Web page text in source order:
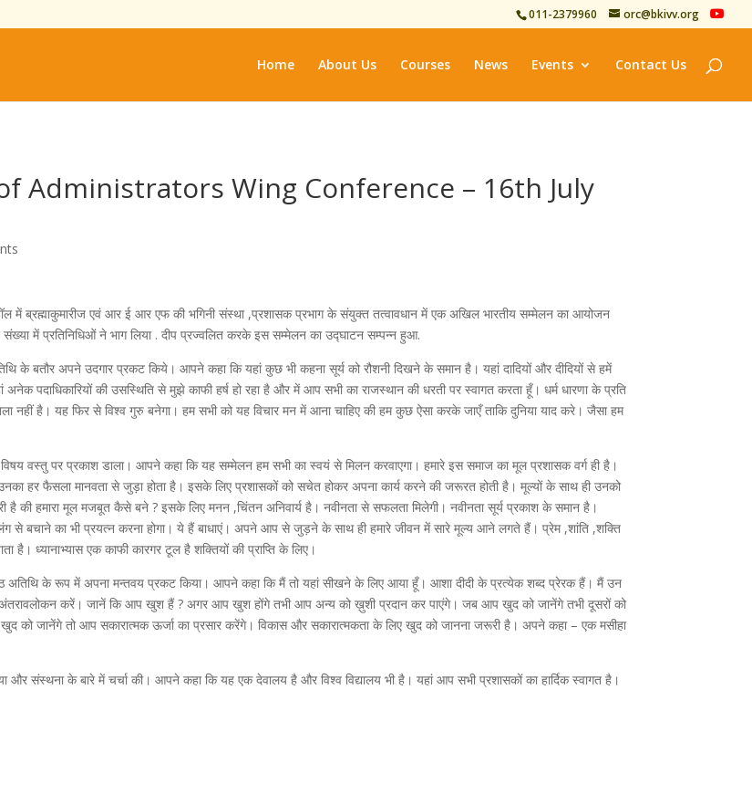
011-2379960 orc@bkivv.org
Home About Us Courses News Events Contact Us
Administrators Wing Conference – 16th July
में ब्रह्माकुमारीज एवं आर ई आर एफ की भगिनी संस्था ,प्रशासक प्रभाग के संयुक्त तत्वावधान में एक अखिल भारतीय सम्मेलन का आयोजन
में प्रतिनिधिओं ने भाग लिया . दीप प्रज्वलित करके इस सम्मेलन का उद्घाटन सम्पन्न हुआ.
के बतौर अपने उदगार प्रकट किये। आपने कहा कि यहां कुछ भी कहना सूर्य को रौशनी दिखने के समान है। यहां दादियों और दीदियों से हमें
पदाधिकारियों की उसस्थिति से मुझे काफी हर्ष हो रहा है और में आप सभी का राजस्थान की धरती पर स्वागत करता हूँ। धर्म धारणा के प्रति
नहीं है। यह फिर से विश्व गुरु बनेगा। हम सभी को यह विचार मन में आना चाहिए की हम कुछ ऐसा करके जाएँ ताकि दुनिया याद करे। जैसा हम
विषय वस्तु पर प्रकाश डाला। आपने कहा कि यह सम्मेलन हम सभी का स्वयं से मिलन करवाएगा। हमारे इस समाज का मूल प्रशासक वर्ग ही है।
हर फैसला मानवता से जुड़ा होता है। इसके लिए प्रशासकों को सचेत होकर अपना कार्य करने की जरूरत होती है। मूल्यों के साथ ही उनको
हमारा मूल मजबूत कैसे बने ? इसके लिए मनन ,चिंतन अनिवार्य है। नवीनता से सफलता मिलेगी। नवीनता सूर्य प्रकाश के समान है।
से बचाने का भी प्रयत्न करना होगा। ये हैं बाधाएं। अपने आप से जुड़ने के साथ ही हमारे जीवन में सारे मूल्य आने लगते हैं। प्रेम ,शांति ,शक्ति
ध्यानाभ्यास एक काफी कारगर टूल है शक्तियों की प्राप्ति के लिए।
अतिथि के रूप में अपना मन्तवय प्रकट किया। आपने कहा कि मैं तो यहां सीखने के लिए आया हूँ। आशा दीदी के प्रत्येक शब्द प्रेरक हैं। मैं उन
करें। जानें कि आप खुश हैं ? अगर आप खुश होंगे तभी आप अन्य को ख़ुशी प्रदान कर पाएंगे। जब आप खुद को जानेंगे तभी दूसरों को
को जानेंगे तो आप सकारात्मक ऊर्जा का प्रसार करेंगे। विकास और सकारात्मकता के लिए खुद को जानना जरूरी है। अपने कहा – एक मसीहा
और संस्थना के बारे में चर्चा की। आपने कहा कि यह एक देवालय है और विश्व विद्यालय भी है। यहां आप सभी प्रशासकों का हार्दिक स्वागत है।